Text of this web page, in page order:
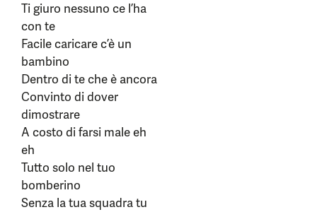
Ti giuro nessuno ce l’ha
con te
Facile caricare c’è un
bambino
Dentro di te che è ancora
Convinto di dover
dimostrare
A costo di farsi male eh
eh
Tutto solo nel tuo
bomberino
Senza la tua squadra tu